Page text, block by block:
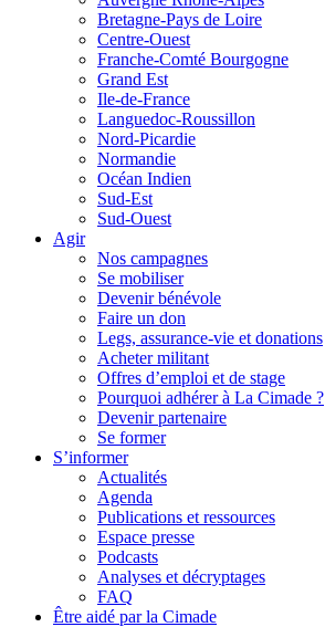
Bretagne-Pays de Loire
Centre-Ouest
Franche-Comté Bourgogne
Grand Est
Ile-de-France
Languedoc-Roussillon
Nord-Picardie
Normandie
Océan Indien
Sud-Est
Sud-Ouest
Agir
Nos campagnes
Se mobiliser
Devenir bénévole
Faire un don
Legs, assurance-vie et donations
Acheter militant
Offres d’emploi et de stage
Pourquoi adhérer à La Cimade ?
Devenir partenaire
Se former
S’informer
Actualités
Agenda
Publications et ressources
Espace presse
Podcasts
Analyses et décryptages
FAQ
Être aidé par la Cimade